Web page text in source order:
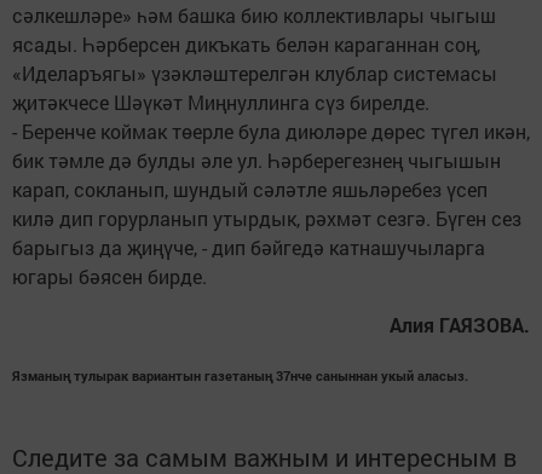
сәлкеш­ләре» һәм башка бию коллективлары чыгыш
ясады. Һәрберсен дикъкать белән караганнан соң,
«Иделаръягы» үзәкләштерелгән клублар системасы
җитәкчесе Шәүкәт Миңнуллинга сүз бирелде.
- Беренче коймак төерле була диюләре дөрес түгел икән,
бик тәмле дә булды әле ул. Һәрберегезнең чыгышын
карап, сокланып, шундый сәләтле яшьләребез үсеп
килә дип горурланып утырдык, рәхмәт сезгә. Бүген сез
барыгыз да җиңүче, - дип бәйгедә катнашучыларга
югары бәясен бирде.
Алия ГАЯЗОВА.
Язманың тулырак вариантын газетаның 37нче саныннан укый аласыз.
Следите за самым важным и интересным в